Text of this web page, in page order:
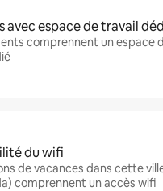
avec espace de travail
comprennent un espace
du wifi
de vacances dans cette
comprennent un accès wifi